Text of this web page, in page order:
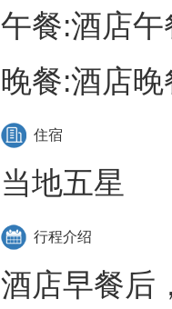
午餐:酒店午
晚餐:酒店晚
住宿
当地五星
行程介绍
酒店早餐后